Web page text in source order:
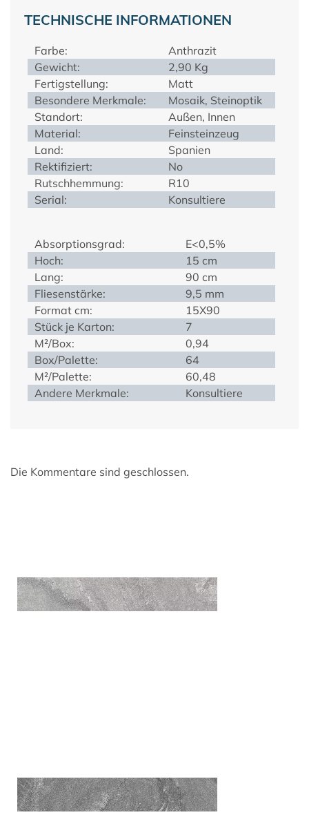
TECHNISCHE INFORMATIONEN
Farbe:
Anthrazit
Gewicht:
2,90 Kg
Fertigstellung:
Matt
Besondere Merkmale:
Mosaik, Steinoptik
Standort:
Außen, Innen
Material:
Feinsteinzeug
Land:
Spanien
Rektifiziert:
No
Rutschhemmung:
R10
Serial:
Konsultiere
Absorptionsgrad:
E<0,5%
Hoch:
15 cm
Lang:
90 cm
Fliesenstärke:
9,5 mm
Format cm:
15X90
Stück je Karton:
7
M²/Box:
0,94
Box/Palette:
64
M²/Palette:
60,48
Andere Merkmale:
Konsultiere
Die Kommentare sind geschlossen.